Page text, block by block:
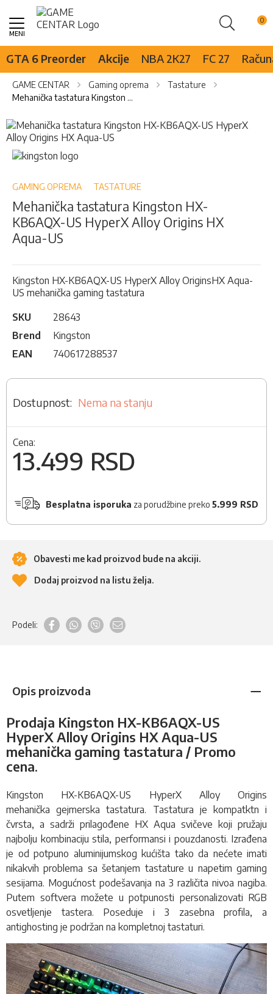
Pretraži
Skip
Content
GTA 6 Preorder Akcije NBA 2K27 FC 27
GAME CENTAR Gaming oprema
Tastature
Mehanička tastatura Kingston HX-KB6AQX-US HyperX Alloy Origins HX Aqua-US
Skip
to
the
end
the
images
gallery
Skip
to
beginning
the
images
gallery
GAMING OPREMA TASTATURE
Mehanička tastatura Kingston HX-
KB6AQX-US HyperX Alloy Origins HX
Aqua-US
Kingston HX-KB6AQX-US HyperX Alloy OriginsHX Aqua-
US mehanička gaming tastatura
SKU
28643
Brend
Kingston
EAN
740617288537
Nema na stanju
Cena:
13.499 RSD
Besplatna isporuka za porudžbine preko 5.999 RSD
Obavesti me kad proizvod bude na akciji.
Dodaj proizvod na listu želja.
Podeli:
Opis proizvoda
Prodaja Kingston HX-KB6AQX-US
HyperX Alloy Origins HX Aqua-US
mehanička gaming tastatura / Promo
cena.
Kingston HX-KB6AQX-US HyperX Alloy Origins
mehaničkagejmerska tastatura. Tastatura je kompatktn i
čvrsta, a sadrži prilagođene HX Aqua svičeve koji pružaju
najbolju kombinaciju stila, performansi i pouzdanosti. Izrađena
je od potpuno aluminijumskog kućišta tako da nećete imati
nikakvih problema sa šetanjem tastature u napetim gaming
sesijama. Mogućnost podešavanja na 3 različita nivoa nagiba.
Putem softvera možete u potpunosti personalizovati RGB
osvetljenje tastera. Poseduje i 3 zasebna profila, a
antighosting je podržan na kompletnoj tastaturi.